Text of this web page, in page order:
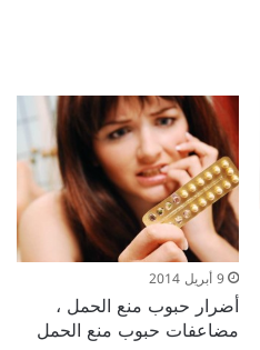
9 أبريل 2014
أضرار حبوب منع الحمل ،
مضاعفات حبوب منع الحمل